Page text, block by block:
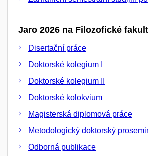
Jaro 2026 na Filozofické
Disertační práce
Doktorské kolegium I
Doktorské kolegium II
Doktorské kolokvium
Magisterská diplomová práce
Metodologický doktorský
Odborná publikace